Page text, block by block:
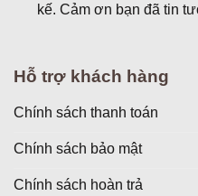
kế. Cảm ơn bạn đã tin
Hỗ trợ khách hàng
Chính sách thanh toán
Chính sách bảo mật
Chính sách hoàn trả